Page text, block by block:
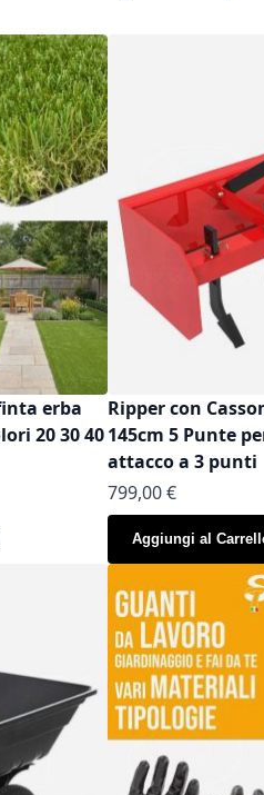
erba
20 30 40
alla lista desideri
al confronto
Ripper con
145cm 5 Punte
attacco a 3 punti
799,00 €
Aggiungi al